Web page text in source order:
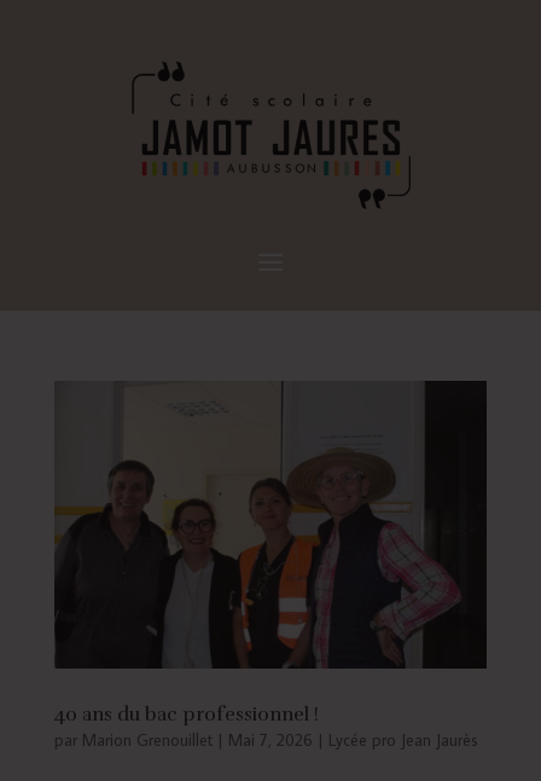
40 ans du bac professionnel !
par Marion Grenouillet| Mai 7, 2026 | Lycée pro Jean Jaurès